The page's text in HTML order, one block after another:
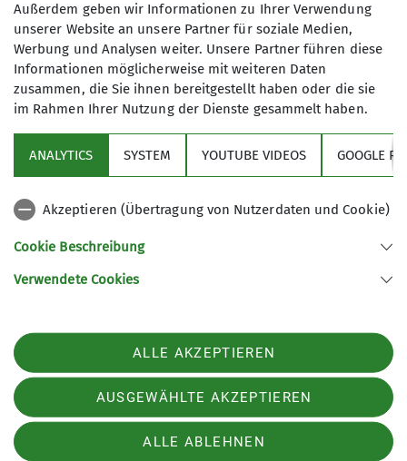
00498930667889
00491702704587
karin.uecker@dav-goc.de
Qualifikationen
Trauerbegleiter*in
Maximale Teilnehmeranzahl
12
Sektion
80469 München
Telefon
Datenschutz-Einstellungen
Datenschutz
Außerdem geben wir Informationen zu Ihrer Verwendung
unserer Website an unsere Partner für soziale Medien,
Werbung und Analysen weiter. Unsere Partner führen diese
Informationen möglicherweise mit weiteren Daten
zusammen, die Sie ihnen bereitgestellt haben oder die sie
im Rahmen Ihrer Nutzung der Dienste gesammelt haben.
ANALYTICS SYSTEM YOUTUBE VIDEOS GOOGLE
Akzeptieren (Übertragung von Nutzerdaten und Cookie)
Cookie Beschreibung
Verwendete Cookies
ALLE AKZEPTIEREN
AUSGEWÄHLTE AKZEPTIEREN
ALLE ABLEHNEN